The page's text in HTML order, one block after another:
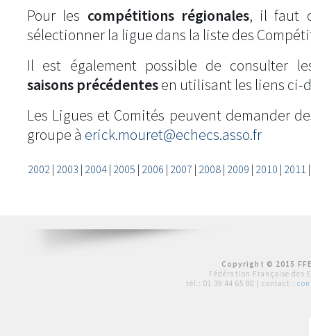
Pour les compétitions régionales, il faut
sélectionner la ligue dans la liste des
Il est également possible de consulter
saisons précédentesen utilisant les liens ci-
Les Ligues et Comités peuvent demander
groupe à erick.mouret@echecs.asso.fr
2002| 2003 | 2004| 2005 | 2006 | 2007 | 2008| 2009 | 2010 | 2011
Copyright © 2015
Fédération Française des
tél : 01 39 44 65 80 | contact :